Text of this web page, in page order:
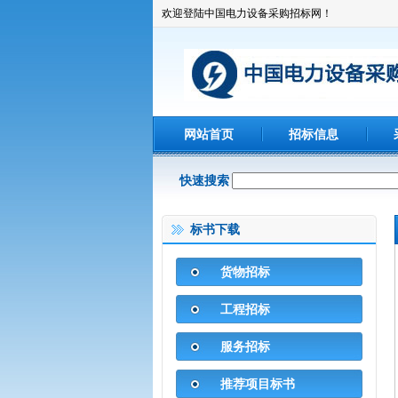
欢迎登陆中国电力设备采购招标网！
网站首页 招标信息
快速搜索
标书下载
货物招标
工程招标
服务招标
推荐项目标书